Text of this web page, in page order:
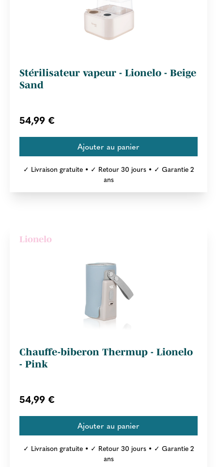
Stérilisateur vapeur - Lionelo - Beige
Sand
54,99 €
✓ Livraison gratuite • ✓ Retour 30 jours • ✓ Garantie 2
ans
Lionelo
Chauffe-biberon Thermup - Lionelo
- Pink
54,99 €
✓ Livraison gratuite • ✓ Retour 30 jours • ✓ Garantie 2
ans